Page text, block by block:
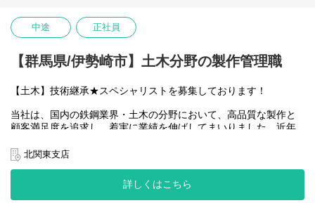
鉄鋼商社として業界屈指の品揃えを誇る自社商材のルート法人営
業となります。ビル、商業施設、橋、トンネル、各種建造物など
売上約2兆6600億を誇る独立系商社「阪和興業株式会社」のグルー
営業をお任せします。
□誰に：
大手ゼネコンや二次商社、鉄鋼加工会社など、一人当たり10～20
社の既存顧客を担当していただきます。将来的には新規開拓にも
携わっていただく予定です。
□何を：
商材：ビル、商業施設、橋、トンネルなど、幅広いシーンで使わ
れる鉄鋼材（H形鋼、コラム、一般形鋼等）を取り扱います。
□どのように
う。
建築分野における高い技術力と提案力で、顧客の多様なニーズに
中核を担っていただける方を募集します。具体的には、顧客との
理、品質管理、安全管理、そして、協力会社との調整まで、幅広
い業務を担っていただきます。将来的には、これまでの経験を活
画・提案など、組織の中核メンバーとして活躍の場を広げていく
ことも期待しています。
中途 正社員
【群馬県/伊勢崎市】土木分野の製作管理職
【土木】技術継承★スペシャリストを募集しております！
当社は、国内の鉄鋼業界・土木の分野において、高品質な製作と
顧客満足度を追求し、着実に業績を伸ばしてまいりました。近年
の強化が急務となっています。また、顧客ニーズが多様化する中
で、お客様の課題解決に最適な、より専門性の高い技術提案が求
められています。そこで今回、次世代を担うリーダー育成を目的
とした増員募集を行うことになりました。経験豊富な方はもちろ
北関東支店
詳しくはこちら